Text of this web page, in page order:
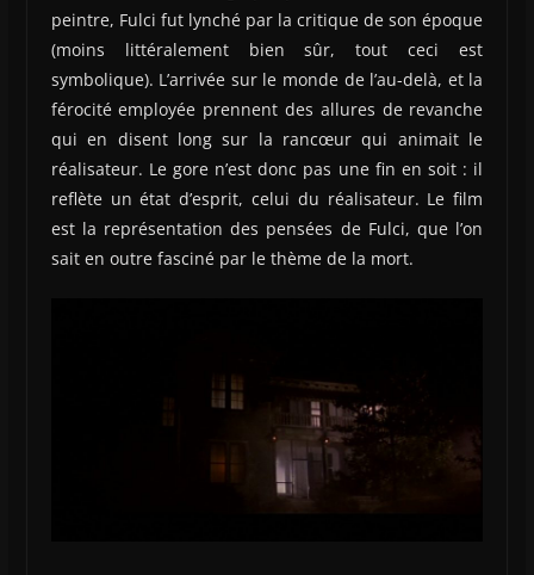
peintre, Fulci fut lynché par la critique de son époque
(moins littéralement bien sûr, tout ceci est
symbolique). L’arrivée sur le monde de l’au-delà, et la
férocité employée prennent des allures de revanche
qui en disent long sur la rancœur qui animait le
réalisateur. Le gore n’est donc pas une fin en soit : il
reflète un état d’esprit, celui du réalisateur. Le film
est la représentation des pensées de Fulci, que l’on
sait en outre fasciné par le thème de la mort.